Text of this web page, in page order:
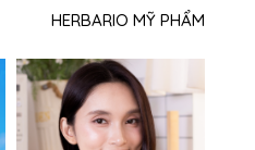
HERBARIO MỸ PHẨM